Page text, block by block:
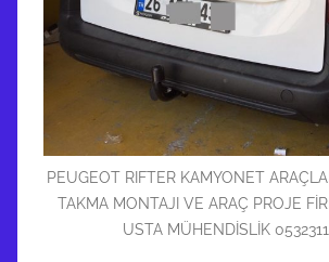
PEUGEOT RIFTER KAMYONET
TAKMA MONTAJI VE ARAÇ PROJE
USTA MÜHENDİSLİK